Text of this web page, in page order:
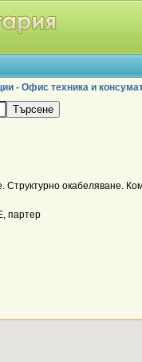
- Офис техника и
Структурно окабеляване.
партер